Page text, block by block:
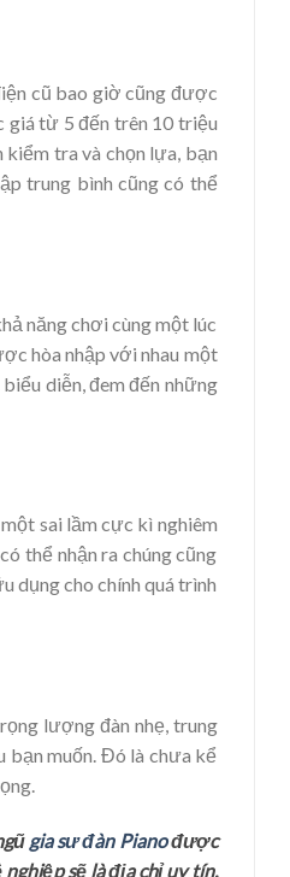
cũ bao giờ cũng được
giá từ 5 đến trên 10 triệu
kiểm tra và chọn lựa, bạn
trung bình cũng có thể
năng chơi cùng một lúc
hòa nhập với nhau một
diễn, đem đến những
sai lầm cực kì nghiêm
thể nhận ra chúng cũng
dụng cho chính quá trình
lượng đàn nhẹ, trung
bạn muốn. Đó là chưa kể
gia sư đàn Pianođược
sẽ là địa chỉ uy tín,